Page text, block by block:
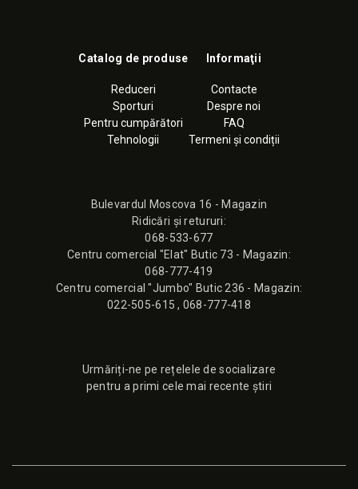
Catalog de produse
Reduceri
Sporturi
Pentru cumpărători
Tehnologii
Informaţii
Contacte
Despre noi
FAQ
Termeni și condiții
Bulevardul Moscova 16 - Magazin
Ridicări și retururi:
068-533-677
Сentru comercial "Elat" Butic 73 - Magazin:
068-777-419
Сentru comercial "Jumbo" Butic 236 - Magazin:
022-505-615, 068-777-418
Urmăriți-ne pe rețelele de socializare
pentru a primi cele mai recente știri